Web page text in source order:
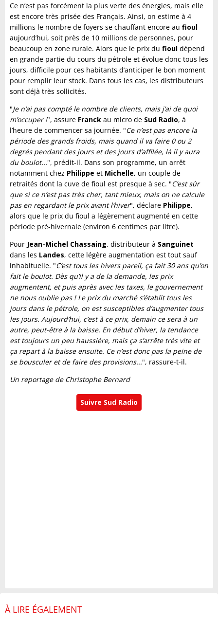
Ce n’est pas forcément la plus verte des énergies, mais elle
est encore très prisée des Français. Ainsi, on estime à 4
millions le nombre de foyers se chauffant encore au fioul
aujourd’hui, soit près de 10 millions de personnes, pour
beaucoup en zone rurale. Alors que le prix du fioul dépend
en grande partie du cours du pétrole et évolue donc tous les
jours, difficile pour ces habitants d’anticiper le bon moment
pour remplir leur stock. Dans tous les cas, les distributeurs
sont déjà très sollicités.
"Je n’ai pas compté le nombre de clients, mais j’ai de quoi
m’occuper !", assure Franck au micro de Sud Radio, à
l’heure de commencer sa journée. "Ce n’est pas encore la
période des grands froids, mais quand il va faire 0 ou 2
degrés pendant des jours et des jours d’affilée, là il y aura
du boulot...", prédit-il. Dans son programme, un arrêt
notamment chez Philippe et Michelle, un couple de
retraités dont la cuve de fioul est presque à sec. "C’est sûr
que si ce n’est pas très cher, tant mieux, mais on ne calcule
pas en regardant le prix avant l’hiver", déclare Philippe,
alors que le prix du fioul a légèrement augmenté en cette
période pré-hivernale (environ 6 centimes par litre).
Pour Jean-Michel Chassaing, distributeur à Sanguinet
dans les Landes, cette légère augmentation est tout sauf
inhabituelle. "C’est tous les hivers pareil, ça fait 30 ans qu’on
fait le boulot. Dès qu’il y a de la demande, les prix
augmentent, et puis après avec les taxes, le gouvernement
ne nous oublie pas ! Le prix du marché s’établit tous les
jours dans le pétrole, on est susceptibles d’augmenter tous
les jours. Aujourd’hui, c’est à ce prix, demain ce sera à un
autre, peut-être à la baisse. En début d’hiver, la tendance
est toujours un peu haussière, mais ça s’arrête très vite et
ça repart à la baisse ensuite. Ce n’est donc pas la peine de
se bousculer et de faire des provisions...", rassure-t-il.
Un reportage de Christophe Bernard
Suivre Sud Radio
À LIRE ÉGALEMENT